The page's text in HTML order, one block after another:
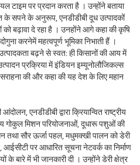
टाइम पर प्रदान करता है । उन्होंने बताया
के सपने के अनुरूप, एनडीडीबी दूध उत्पादकों
को बढ़ावा दे रहा है । उनहोंने आगे कहा की कृषि
करनेमें महत्वपूर्ण भूमिका निभाती हैं ।
बढ़ने से स्वत: ही किसानों की आय में
प्रक्रिया में इंडियन इम्यूनोलौजिकल्स
की और कहा की यह देश के लिए महान
एनडीडीबी द्वारा क्रियान्वित राष्ट्रीय
गोकुल मिशन परियोजनाओं, दूधारू पशुओं की
तथा सौर ऊर्जा पहल, मधुमक्खी पालन को डेरी
पर आधारित सूचना नेटवर्क का निर्माण
के बारे में भी जानकारी दी । उन्होंने डेरी क्षेत्र